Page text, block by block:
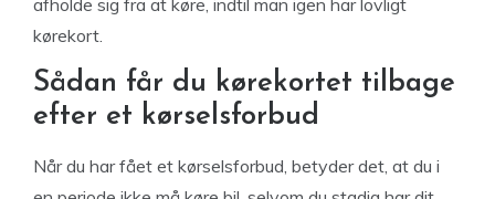
afholde sig fra at køre, indtil man igen har lovligt
kørekort.
Sådan får du kørekortet tilbage
efter et kørselsforbud
Når du har fået et kørselsforbud, betyder det, at du i